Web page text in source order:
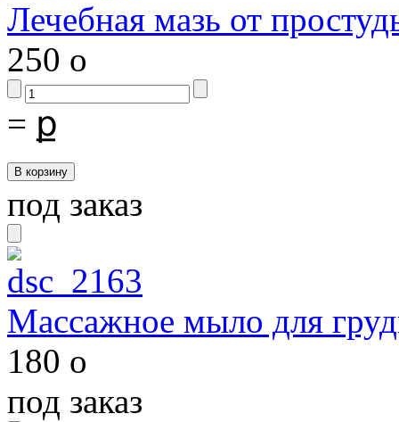
Лечебная мазь от
250 o
= ք
под заказ
Массажное мыло для
180 o
под заказ